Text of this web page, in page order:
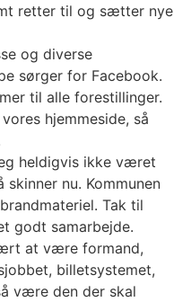
retter til og sætter nye
og diverse
sørger for Facebook.
til alle forestillinger.
hjemmeside, så
heldigvis ikke været
nu. Kommunen
Tak til
godt samarbejde.
at være formand,
billetsystemet,
være den der skal